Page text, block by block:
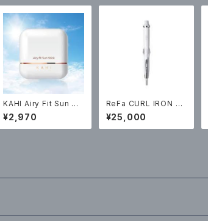
KAHI Airy Fit Sun Sti
ck【日焼け止め】14g
￥2970（税込）
¥2,970
ReFa CURL IRON PR
O ホワイト ￥25000
（税込）
¥25,000